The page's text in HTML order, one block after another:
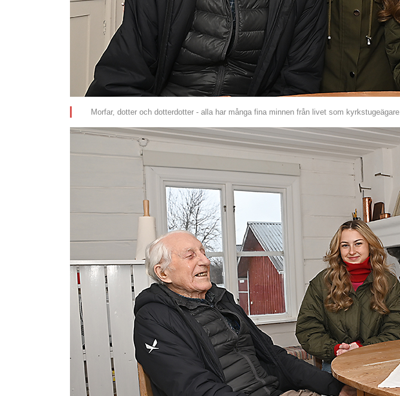
Morfar, dotter och dotterdotter - alla har många fina minnen från livet som kyrkstugeägare.